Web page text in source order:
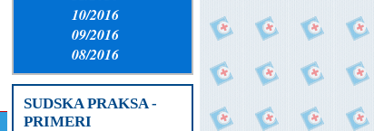
10/2016
09/2016
08/2016
SUDSKA PRAKSA -
PRIMERI